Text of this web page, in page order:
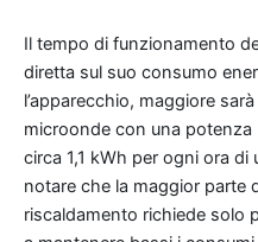
Il tempo di funzionamento
diretta sul suo consumo
l’apparecchio, maggiore
microonde con una potenza
circa 1,1 kWh per ogni ora
notare che la maggior parte
riscaldamento richiede solo